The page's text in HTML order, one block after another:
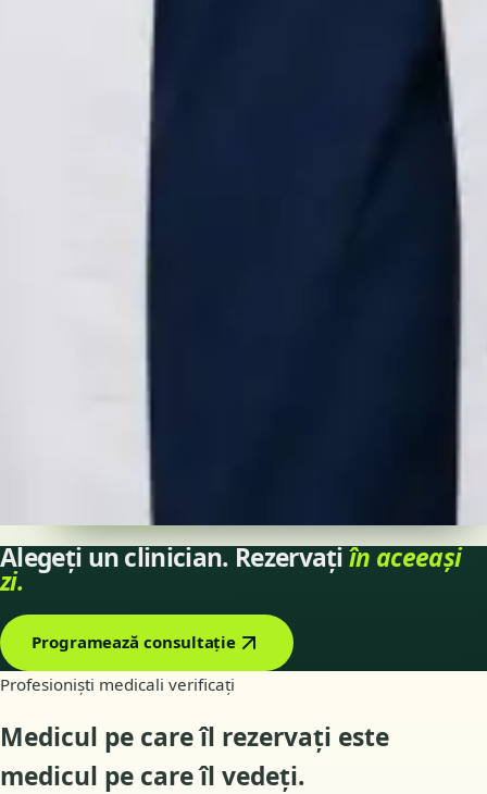
Dr Andreea Lorena Bica
Alegeți o oră
Alegeți un clinician. Rezervațiîn aceeași
zi.
Programează consultație
Profesioniști medicali verificați
Medicul pe care îl rezervați este
medicul pe care îl vedeți.